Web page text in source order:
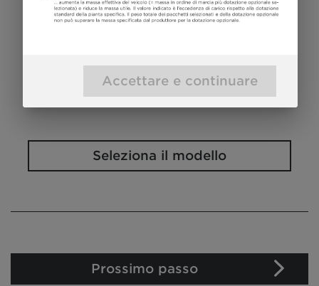
7,4 m 3500 kg
ammissibile*
Seleziona il modello
Prossimo passo
Accettare e continuare